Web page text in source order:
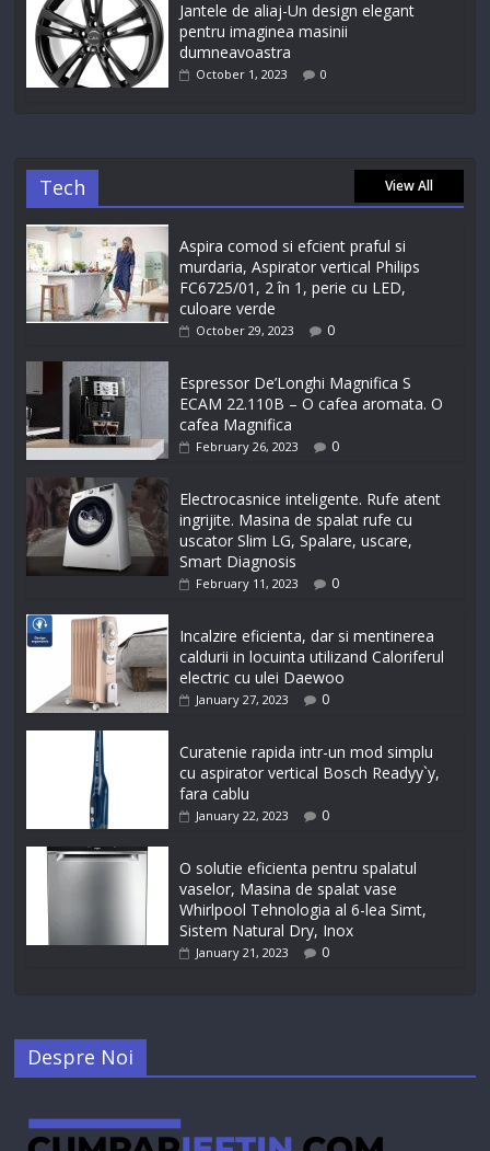
Jantele de aliaj-Un design elegant
pentru imaginea masinii
dumneavoastra
October 1, 2023 0
Tech View All
Aspira comod si efcient praful si
murdaria, Aspirator vertical Philips
FC6725/01, 2 în 1, perie cu LED,
culoare verde
October 29, 2023 0
Espressor De’Longhi Magnifica S
ECAM 22.110B – O cafea aromata. O
cafea Magnifica
February 26, 2023 0
Electrocasnice inteligente. Rufe atent
ingrijite. Masina de spalat rufe cu
uscator Slim LG, Spalare, uscare,
Smart Diagnosis
February 11, 2023 0
Incalzire eficienta, dar si mentinerea
caldurii in locuinta utilizand Caloriferul
electric cu ulei Daewoo
January 27, 2023 0
Curatenie rapida intr-un mod simplu
cu aspirator vertical Bosch Readyy`y,
fara cablu
January 22, 2023 0
O solutie eficienta pentru spalatul
vaselor, Masina de spalat vase
Whirlpool Tehnologia al 6-lea Simt,
Sistem Natural Dry, Inox
January 21, 2023 0
Despre Noi